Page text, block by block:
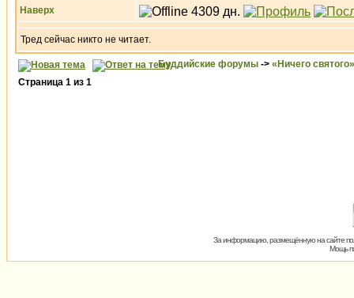
Наверх
Тред сейчас никто не читает.
Буддийские форумы -> «Ничего святого»
Страница 1 из 1
За информацию, размещённую на сайте
Мощь